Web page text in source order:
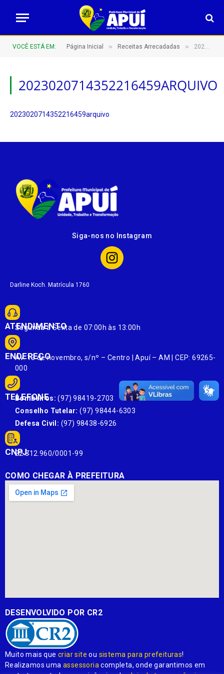
VOCÊ ESTÁ EM: Página Inicial » Receitas Arrecadadas » 2023020714352216459arquivo
2023020714352216459ARQUIVO
2023020714352216459arquivo
Siga-nos no Instagram
Darline Koch. Matrícula 1760
ATENDIMENTO
Segunda à Sexta de 07:00h às 13:00h
ENDEREÇO
Av. 13 de novembro, s/nº – Centro | Apuí – AM | CEP: 69265-
000
TELEFONE
Bombeiros: (97) 98419-2703
Conselho Tutelar: (97) 98444-6303
Defesa Civil: (97) 98438-6926
CNPJ:
22.812.960/0001-99
COMO CHEGAR À PREFEITURA
DESENVOLVIDO POR CR2
Muito mais quecriar site ou sistema para prefeituras!
Realizamos umaassessoria completa, onde garantimos em